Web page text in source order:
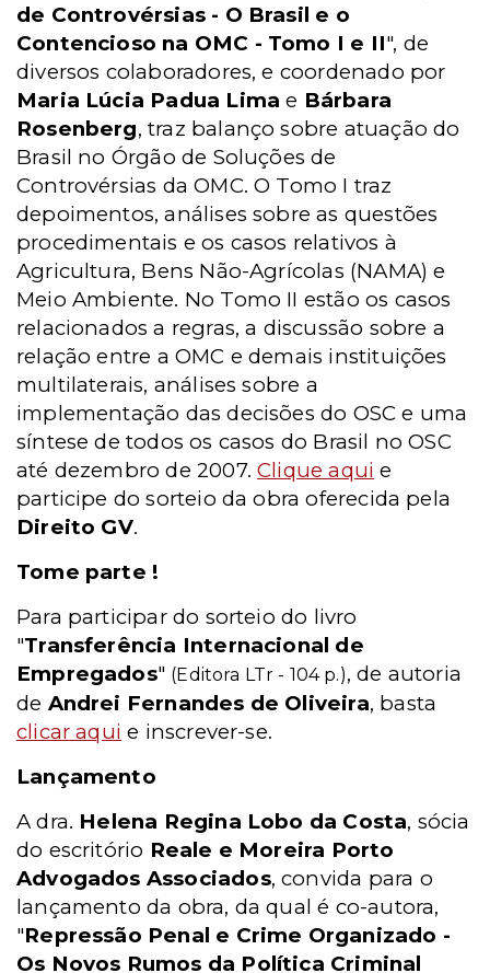
de Controvérsias - O Brasil e o
Contencioso na OMC - Tomo I e II", de
diversos colaboradores, e coordenado por
Maria Lúcia Padua Limae Bárbara
Rosenberg, traz balanço sobre atuação do
Brasil no Órgão de Soluções de
Controvérsias da OMC. O Tomo I traz
depoimentos, análises sobre as questões
procedimentais e os casos relativos à
Agricultura, Bens Não-Agrícolas (NAMA) e
Meio Ambiente. No Tomo II estão os casos
relacionados a regras, a discussão sobre a
relação entre a OMC e demais instituições
multilaterais, análises sobre a
implementação das decisões do OSC e uma
síntese de todos os casos do Brasil no OSC
até dezembro de 2007.Clique aqui e
participe do sorteio da obra oferecida pela
Direito GV.
Tome parte !
Para participar do sorteio do livro
"Transferência Internacional de
Empregados" (Editora LTr - 104 p.), de autoria
de Andrei Fernandes de Oliveira, basta
clicar aqui e inscrever-se.
Lançamento
A dra. Helena Regina Lobo da Costa, sócia
do escritório Reale e Moreira Porto
Advogados Associados, convida para o
lançamento da obra, da qual é co-autora,
"Repressão Penal e Crime Organizado -
Os Novos Rumos da Política Criminal